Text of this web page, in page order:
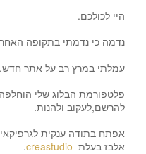
היי לכולכם.
נדמה כי נדמתי בתקופה
עמלתי במרץ רב על אתר חדש.
פלטפורמת הבלוג שלי
להרשם,לעקוב ולהנות.
אפתח בתודה ענקית
אלבז בעלת creastudio
.